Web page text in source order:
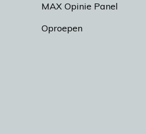
MAX Opinie Panel
Oproepen